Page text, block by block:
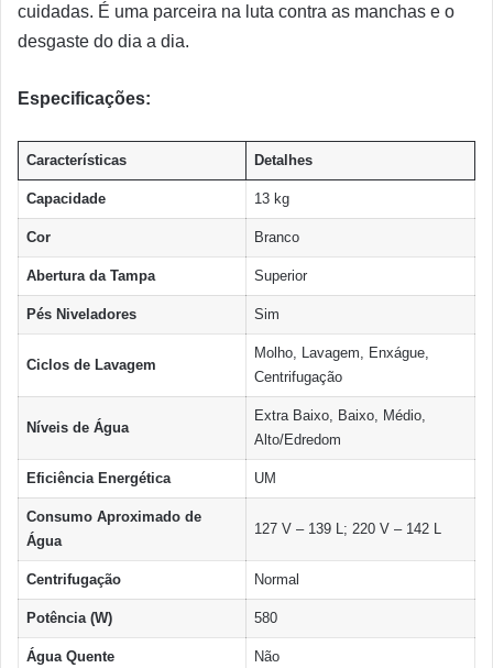
cuidadas. É uma parceira na luta contra as manchas e o
desgaste do dia a dia.
Especificações:
Características Detalhes
Capacidade 13 kg
Cor Branco
Abertura da Tampa Superior
Pés Niveladores Sim
Ciclos de Lavagem
Molho, Lavagem, Enxágue,
Centrifugação
Níveis de Água
Extra Baixo, Baixo, Médio,
Alto/Edredom
Eficiência Energética UM
Consumo Aproximado de
Água
127 V – 139 L; 220 V – 142 L
Centrifugação Normal
Potência (W) 580
Água Quente Não